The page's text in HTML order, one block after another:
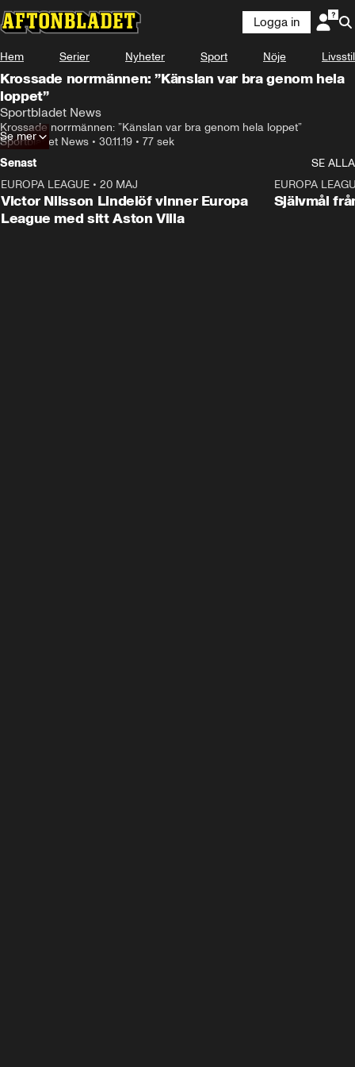
Logga in
Hem Serier Nyheter Sport Nöje Livsstil
Krossade norrmännen: ”Känslan var bra genom hela
loppet”
Sportbladet News
Krossade norrmännen: ”Känslan var bra genom hela loppet”
Sportbladet News • 30.11.19 • 77 sek
Se mer
Senast
SE ALLA
EUROPA LEAGUE • 20 MAJ
Victor Nilsson Lindelöf vinner Europa
League med sitt Aston Villa
EUROPA
Självmål